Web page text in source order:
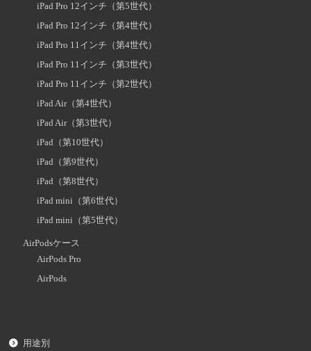
iPad Pro 12インチ（第5世代）
iPad Pro 12インチ（第4世代）
iPad Pro 11インチ（第4世代）
iPad Pro 11インチ（第3世代）
iPad Pro 11インチ（第2世代）
iPad Air（第4世代）
iPad Air（第3世代）
iPad（第10世代）
iPad（第9世代）
iPad（第8世代）
iPad mini（第6世代）
iPad mini（第5世代）
AirPodsケース
AirPods Pro
AirPods
用途別